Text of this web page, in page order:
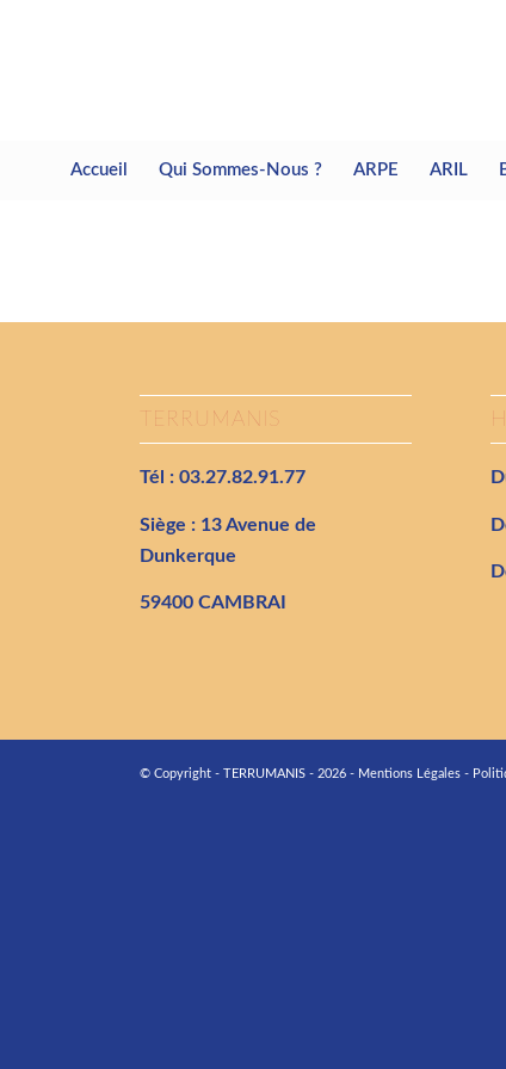
Accueil Qui Sommes-Nous ? ARPE ARIL
TERRUMANIS
Tél : 03.27.82.91.77
Siège : 13 Avenue de
Dunkerque
59400 CAMBRAI
© Copyright - TERRUMANIS - 2026 - Mentions Légales -